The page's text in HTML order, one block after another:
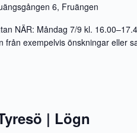
6, Fruängen
NÄR: Måndag 7/9 kl.
från exempelvis önskningar eller
| Lögn